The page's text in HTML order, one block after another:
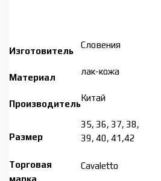
Изготовитель
Словения
Материал
лак-кожа
Производитель
Китай
Размер
35, 36, 37, 38,
39, 40, 41,42
Торговая
марка
Cavaletto